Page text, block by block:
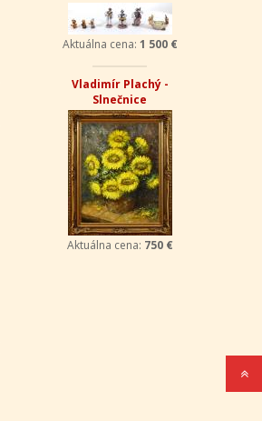
Aktuálna cena: 1 500 €
Vladimír Plachý -
Slnečnice
Aktuálna cena: 750 €